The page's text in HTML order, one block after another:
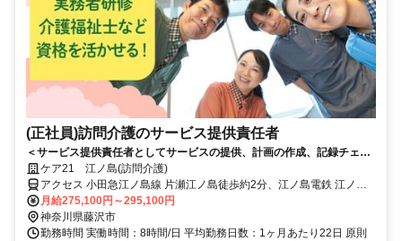
(正社員)訪問介護のサービス提供責任者
＜サービス提供責任者としてサービスの提供、計画の作成、記録チェッ
ク、各種管理等をお任せ！＞東証スタンダード上場企業で、専門職とし
て当社で活躍しませんか？
ケア21 江ノ島(訪問介護)
アクセス 小田急江ノ島線 片瀬江ノ島徒歩約2分、江ノ島電鉄 江ノ島B
改札口徒歩約9分、湘南モノレール 湘南江の島出入口徒歩約11分 小
田急江ノ島線「片瀬江ノ島」駅から徒歩約2分
月給275,100円～295,100円
神奈川県藤沢市
勤務時間 実働時間：8時間/日 平均勤務日数：1ヶ月あたり22日 原則